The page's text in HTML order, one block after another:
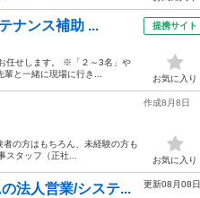
ナンス補助 ...
任せします。 ※「２～3名」や
と一緒に現場に行き...
提携サイト
お気に入り
の方はもちろん、未経験の方も
スタッフ（正社...
作成8月8日
お気に入り
法人営業/システ... 更新08月08日